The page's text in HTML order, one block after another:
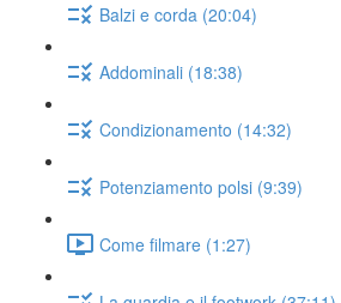
Balzi e corda (20:04)
Addominali (18:38)
Condizionamento (14:32)
Potenziamento polsi (9:39)
Come filmare (1:27)